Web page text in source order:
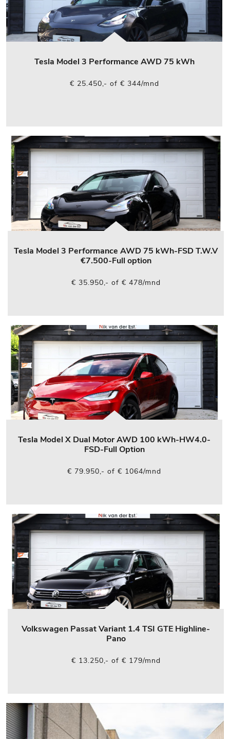
Tesla Model 3 Performance AWD 75 kWh
€ 25.450,- of € 344/mnd
Tesla Model 3 Performance AWD 75 kWh-FSD T.W.V
€7.500-Full option
€ 35.950,- of € 478/mnd
Tesla Model X Dual Motor AWD 100 kWh-HW4.0-
FSD-Full Option
€ 79.950,- of € 1064/mnd
Volkswagen Passat Variant 1.4 TSI GTE Highline-
Pano
€ 13.250,- of € 179/mnd